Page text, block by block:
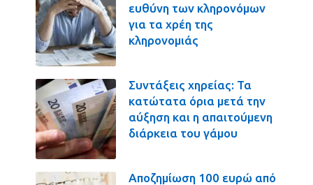
ευθύνη των κληρονόμων
για τα χρέη της
κληρονομιάς
Συντάξεις χηρείας: Τα
κατώτατα όρια μετά την
αύξηση και η απαιτούμενη
διάρκεια του γάμου
Αποζημίωση 100 ευρώ από